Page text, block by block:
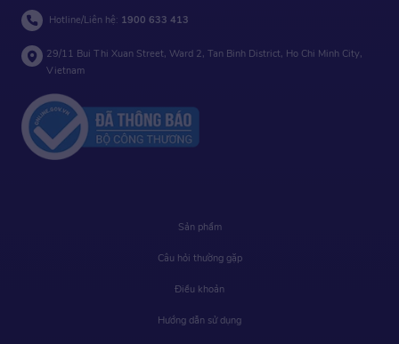
Hotline/Liên hệ: 1900 633 413
29/11 Bui Thi Xuan Street, Ward 2, Tan Binh District, Ho Chi Minh City,
Vietnam
Sản phẩm
Câu hỏi thường gặp
Điều khoản
Hướng dẫn sử dụng